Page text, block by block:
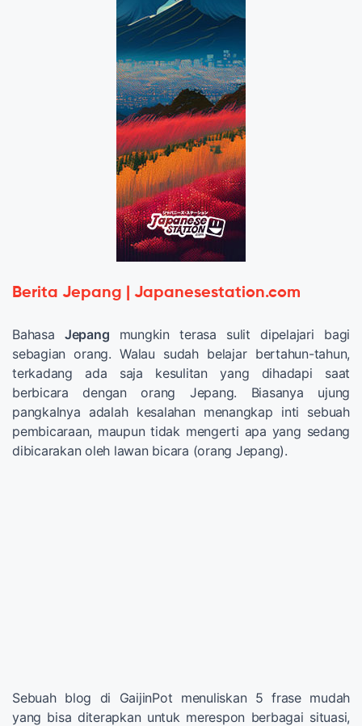
Berita Jepang | Japanesestation.com
Bahasa Jepang mungkin terasa sulit dipelajari bagi
sebagian orang. Walau sudah belajar bertahun-tahun,
terkadang ada saja kesulitan yang dihadapi saat
berbicara dengan orang Jepang. Biasanya ujung
pangkalnya adalah kesalahan menangkap inti sebuah
pembicaraan, maupun tidak mengerti apa yang sedang
dibicarakan oleh lawan bicara (orang Jepang).
Sebuah blog di GaijinPot menuliskan 5 frase mudah
yang bisa diterapkan untuk merespon berbagai situasi,